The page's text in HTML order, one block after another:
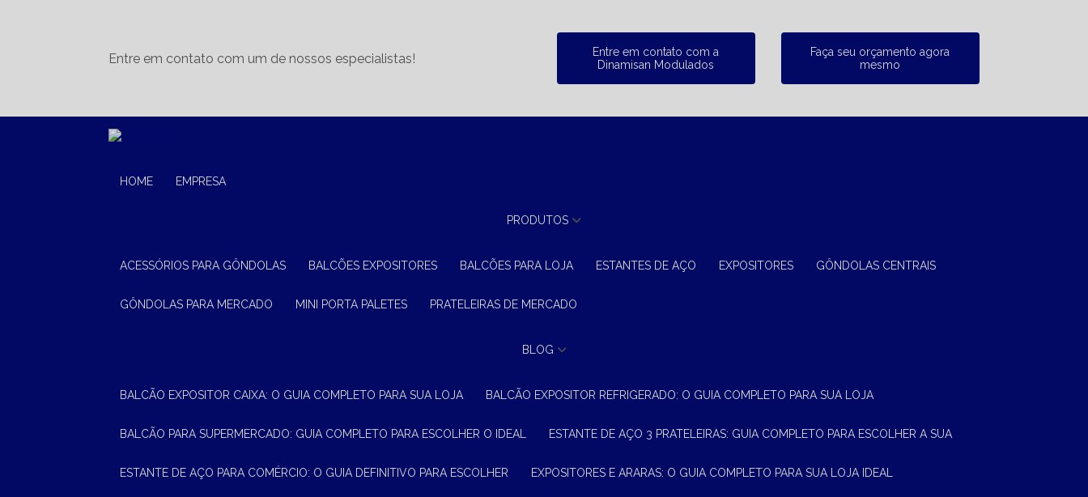
Entre em contato com um de nossos especialistas!
Entre em contato com a
Dinamisan Modulados
Faça seu orçamento agora
mesmo
HOME EMPRESA
PRODUTOS
ACESSÓRIOS PARA GÔNDOLAS BALCÕES EXPOSITORES BALCÕES PARA LOJA ESTANTES DE AÇO EXPOSITORES GÔNDOLAS CENTRAIS
GÔNDOLAS PARA MERCADO MINI PORTA PALETES PRATELEIRAS DE MERCADO
BLOG
BALCÃO EXPOSITOR CAIXA: O GUIA COMPLETO PARA SUA LOJA BALCÃO EXPOSITOR REFRIGERADO: O GUIA COMPLETO PARA SUA LOJA
BALCÃO PARA SUPERMERCADO: GUIA COMPLETO PARA ESCOLHER O IDEAL ESTANTE DE AÇO 3 PRATELEIRAS: GUIA COMPLETO PARA ESCOLHER A SUA
ESTANTE DE AÇO PARA COMÉRCIO: O GUIA DEFINITIVO PARA ESCOLHER EXPOSITORES E ARARAS: O GUIA COMPLETO PARA SUA LOJA IDEAL